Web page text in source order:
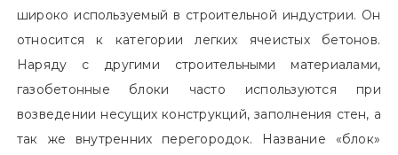
широко используемый в строительной индустрии. Он
относится к категории легких ячеистых бетонов.
Наряду с другими строительными материалами,
газобетонные блоки часто используются при
возведении несущих конструкций, заполнения стен, а
так же внутренних перегородок. Название «блок»